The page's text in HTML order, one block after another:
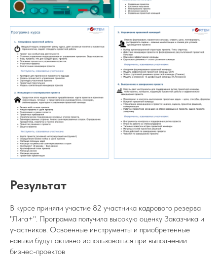
Результат
В курсе приняли участие 82 участника кадрового резерва
"Лига+". Программа получила высокую оценку Заказчика и
участников. Освоенные инструменты и приобретенные
навыки будут активно использоваться при выполнении
бизнес-проектов